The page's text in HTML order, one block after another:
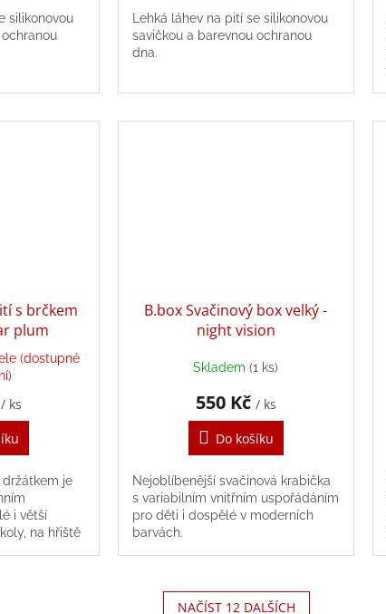
silikonovou
Lehká láhev na pití se silikonovou
savičkou a barevnou ochranou
dna.
s brčkem
plum
(dostupné
/ ks
držátkem je
i větší
na hřiště
B.box Svačinový box velký -
night vision
Skladem(1 ks)
550 Kč / ks
Do košíku
Nejoblíbenější svačinová krabička
s variabilním vnitřním uspořádáním
pro děti i dospělé v moderních
barvách.
NAČÍST 12 DALŠÍCH